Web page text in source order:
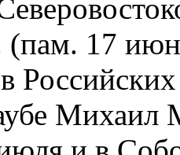
17
Михаил